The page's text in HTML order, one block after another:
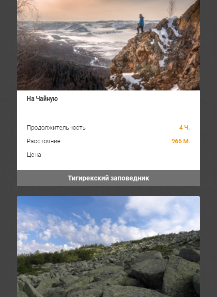
На Чайную
Продолжительность
4 Ч.
Расстояние
966 М.
Цена
Тигирекский заповедник